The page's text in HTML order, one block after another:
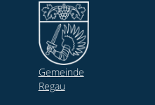
Gemeinde
Regau